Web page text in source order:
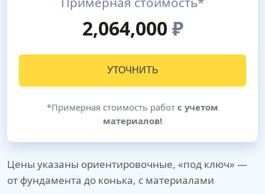
2,064,000₽
УТОЧНИТЬ
*Примерная стоимость работ с учетом
материалов!
Цены указаны ориентировочные, «под ключ» —
от фундамента до конька, с материалами